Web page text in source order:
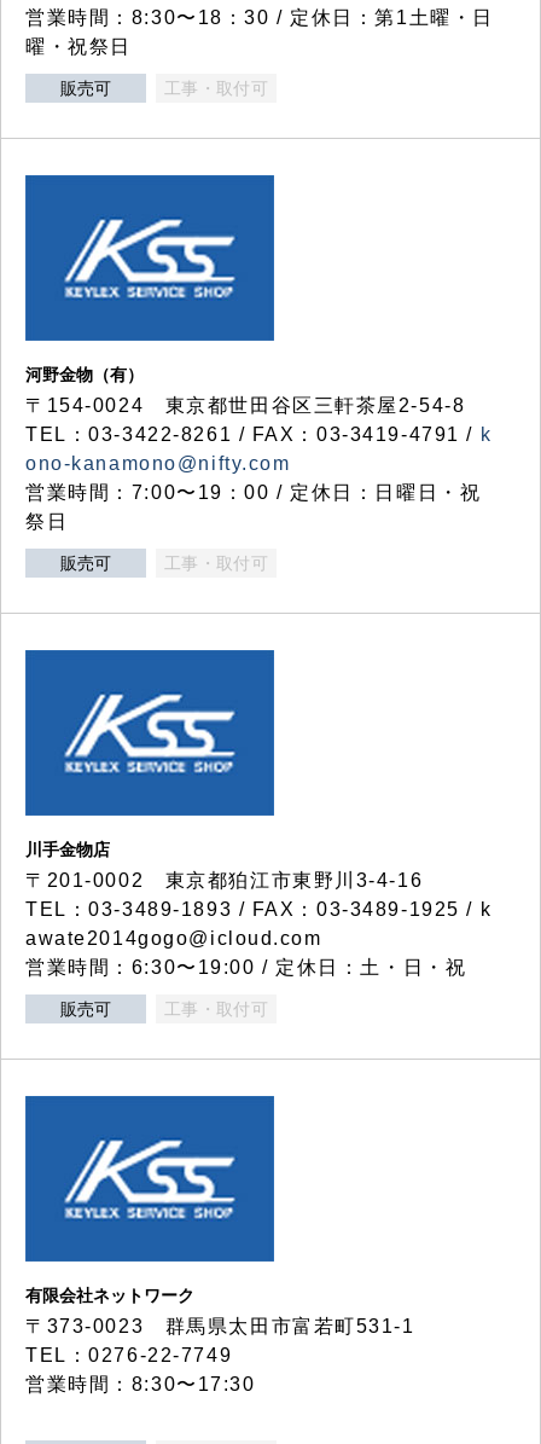
営業時間：8:30〜18：30 / 定休日：第1土曜・日
曜・祝祭日
販売可 工事・取付可
河野金物（有）
〒154-0024 東京都世田谷区三軒茶屋2-54-8
TEL：03-3422-8261 / FAX：03-3419-4791 / k
ono-kanamono@nifty.com
営業時間：7:00〜19：00 / 定休日：日曜日・祝
祭日
販売可 工事・取付可
川手金物店
〒201-0002 東京都狛江市東野川3-4-16
TEL：03-3489-1893 / FAX：03-3489-1925 / k
awate2014gogo@icloud.com
営業時間：6:30〜19:00 / 定休日：土・日・祝
販売可 工事・取付可
有限会社ネットワーク
〒373-0023 群馬県太田市富若町531-1
TEL：0276-22-7749
営業時間：8:30〜17:30